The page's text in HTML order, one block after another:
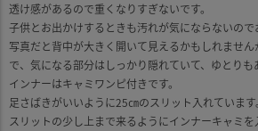
透け感があるので重くなりすぎないです。
子供とお出かけするときも汚れが気にならないので
写真だと背中が大きく開いて見えるかもしれませ
で、気になる部分はしっかり隠れていて、ゆとりも
インナーはキャミワンピ付きです。
足さばきがいいように25㎝のスリット入れています。
スリットの少し上まで来るようにインナーキャミを